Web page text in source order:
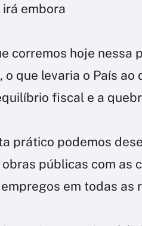
embora
corremos hoje nessa
o que levaria o País
fiscal e a
prático podemos
públicas com as
em todas as